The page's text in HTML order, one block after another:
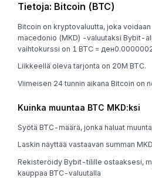
Tietoja: Bitcoin (BTC)
Bitcoin on kryptovaluutta, joka voidaan
macedonio (MKD) -valuutaksi Bybit-
vaihtokurssi on 1 BTC =
Liikkeellä oleva tarjonta on 20M BTC.
Viimeisen 24 tunnin aikana Bitcoin on
Kuinka muuntaa BTC MKD:ksi
Syötä BTC-määrä, jonka haluat
Laskin näyttää vastaavan summan
Rekisteröidy Bybit-tilille ostaaksesi,
kauppaa BTC-valuutalla